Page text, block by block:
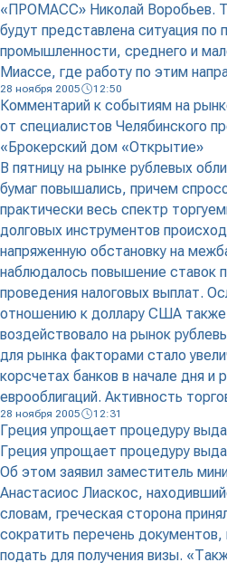
«ПРОМАСС» Николай Воробьев.
будут представлена ситуация по
промышленности, среднего и
Миассе, где работу по этим
28 ноября 2005 12:50
Комментарий к событиям на
от специалистов Челябинского
«Брокерский дом «Открытие»
В пятницу на рынке рублевых
бумаг повышались, причем
практически весь спектр
долговых инструментов
напряженную обстановку на
наблюдалось повышение ставок
проведения налоговых выплат.
отношению к доллару США также
воздействовало на рынок
для рынка факторами стало
корсчетах банков в начале дня и
еврооблигаций. Активность
28 ноября 2005 12:31
Греция упрощает процедуру
Греция упрощает процедуру
Об этом заявил заместитель
Анастасиос Лиаскос,
словам, греческая сторона
сократить перечень
подать для получения визы.